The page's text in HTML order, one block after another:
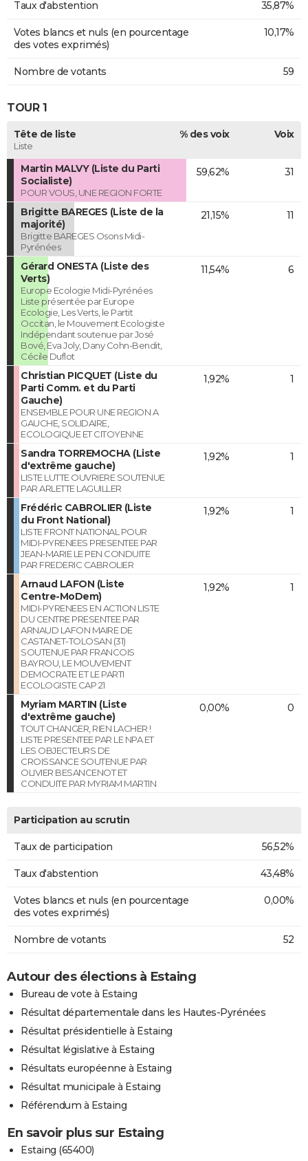
Taux d'abstention 35,87%
Votes blancs et nuls (en pourcentage
des votes exprimés)
10,17%
Nombre de votants 59
TOUR 1
Tête de liste
Liste
% des voix Voix
Martin MALVY (Liste du Parti
Socialiste)
POUR VOUS, UNE REGION FORTE
59,62% 31
Brigitte BAREGES (Liste de la
majorité)
Brigitte BAREGES Osons Midi-
Pyrénées
21,15% 11
Gérard ONESTA (Liste des
Verts)
Europe Ecologie Midi-Pyrénées
Liste présentée par Europe
Ecologie, Les Verts, le Partit
Occitan, le Mouvement Ecologiste
Indépendant soutenue par José
Bové, Eva Joly, Dany Cohn-Bendit,
Cécile Duflot
11,54% 6
Christian PICQUET (Liste du
Parti Comm. et du Parti
Gauche)
ENSEMBLE POUR UNE REGION A
GAUCHE, SOLIDAIRE,
ECOLOGIQUE ET CITOYENNE
1,92% 1
Sandra TORREMOCHA (Liste
d'extrême gauche)
LISTE LUTTE OUVRIERE SOUTENUE
PAR ARLETTE LAGUILLER
1,92% 1
Frédéric CABROLIER (Liste
du Front National)
LISTE FRONT NATIONAL POUR
MIDI-PYRENEES PRESENTEE PAR
JEAN-MARIE LE PEN CONDUITE
PAR FREDERIC CABROLIER
1,92% 1
Arnaud LAFON (Liste
Centre-MoDem)
MIDI-PYRENEES EN ACTION LISTE
DU CENTRE PRESENTEE PAR
ARNAUD LAFON MAIRE DE
CASTANET-TOLOSAN (31)
SOUTENUE PAR FRANCOIS
BAYROU, LE MOUVEMENT
DEMOCRATE ET LE PARTI
ECOLOGISTE CAP 21
1,92% 1
Myriam MARTIN (Liste
d'extrême gauche)
TOUT CHANGER, RIEN LACHER !
LISTE PRESENTEE PAR LE NPA ET
LES OBJECTEURS DE
CROISSANCE SOUTENUE PAR
OLIVIER BESANCENOT ET
CONDUITE PAR MYRIAM MARTIN
0,00% 0
Participation au scrutin
Taux de participation 56,52%
Taux d'abstention 43,48%
Votes blancs et nuls (en pourcentage
des votes exprimés)
0,00%
Nombre de votants 52
Autour des élections à Estaing
Bureau de vote à Estaing
Résultat départementale dans les Hautes-Pyrénées
Résultat présidentielle à Estaing
Résultat législative à Estaing
Résultats européenne à Estaing
Résultat municipale à Estaing
Référendum à Estaing
En savoir plus sur Estaing
Estaing (65400)